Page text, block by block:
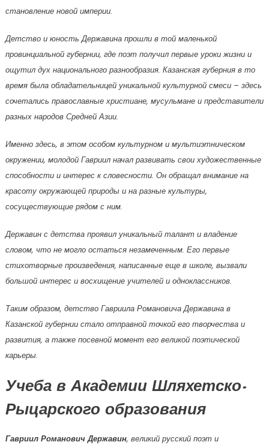
становление новой империи.
Детство и юность Державина прошли в той маленькой
провинциальной губернии, где поэт получил первые уроки жизни и
ощутил дух национального разнообразия. Казанская губерния в то
время была обладательницей уникальной культурной смеси – здесь
сочетались православные христиане, мусульмане и представители
разных народов Средней Азии.
Именно здесь, в этом особом культурном и мультиэтническом
окружении, молодой Гавриил начал развивать свои художественные
способности и интерес к словесности. Он обращал внимание на
красоту окружающей природы и на разные культуры,
сосуществующие рядом с ним.
Державин с детства проявил уникальный талант и владение
словом, что не могло остаться незамеченным. Его первые
стихотворные произведения, написанные еще в школе, вызвали
большой интерес и восхищение учителей и одноклассников.
Таким образом, детство Гавриила Романовича Державина в
Казанской губернии стало отправной точкой его творчества и
развития, а также посевной момент его великой поэтической
карьеры.
Учеба в Академии Шляхетско-
Рыцарского образования
Гавриил Романович Державин, великий русский поэт и